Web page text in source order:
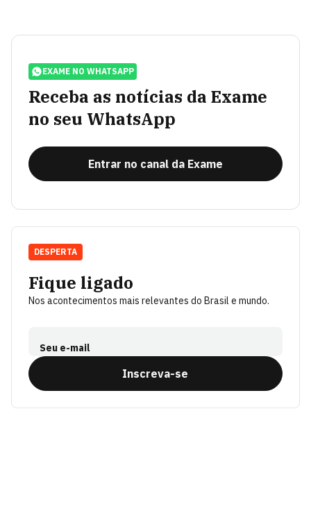
EXAME NO WHATSAPP
Receba as notícias da Exame
no seu WhatsApp
Entrar no canal da Exame
Fique ligado
Nos acontecimentos mais relevantes do Brasil e mundo.
Seu e-mail
Inscreva-se
DESPERTA